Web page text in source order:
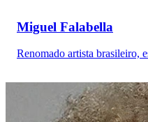
Miguel Falabella
Renomado artista brasileiro,